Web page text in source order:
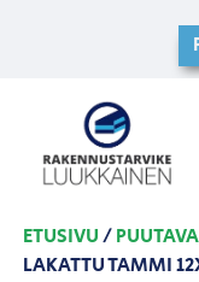
ETUSIVU/
LAKATTU TAMMI